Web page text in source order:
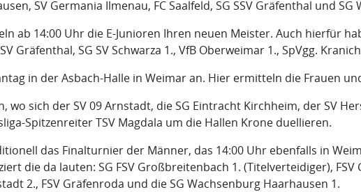
SV Germania Ilmenau, FC Saalfeld, SG SSV Gräfenthal und
ab 14:00 Uhr die E-Junioren Ihren neuen Meister. Auch hierfür
Gräfenthal, SG SV Schwarza 1., VfB Oberweimar 1., SpVgg.
in der Asbach-Halle in Weimar an. Hier ermitteln die Frauen
wo sich der SV 09 Arnstadt, die SG Eintracht Kirchheim, der SV
Spitzenreiter TSV Magdala um die Hallen Krone duellieren.
das Finalturnier der Männer, das 14:00 Uhr ebenfalls in
die da lauten: SG FSV Großbreitenbach 1. (Titelverteidiger), FSV
2., FSV Gräfenroda und die SG Wachsenburg Haarhausen 1.